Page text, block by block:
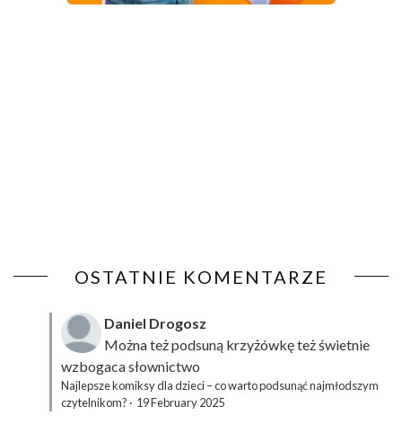
OSTATNIE KOMENTARZE
Daniel Drogosz
Można też podsuną krzyżówkęteż świetnie
wzbogaca słownictwo
Najlepsze komiksy dla dzieci – co warto podsunąć najmłodszym
czytelnikom? · 19 February 2025